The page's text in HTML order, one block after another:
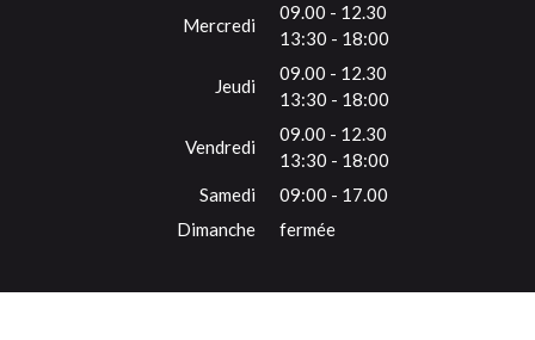
Mercredi
09.00 - 12.30
13:30 - 18:00
Jeudi
09.00 - 12.30
13:30 - 18:00
Vendredi
09.00 - 12.30
13:30 - 18:00
Samedi
09:00 - 17.00
Dimanche
fermée